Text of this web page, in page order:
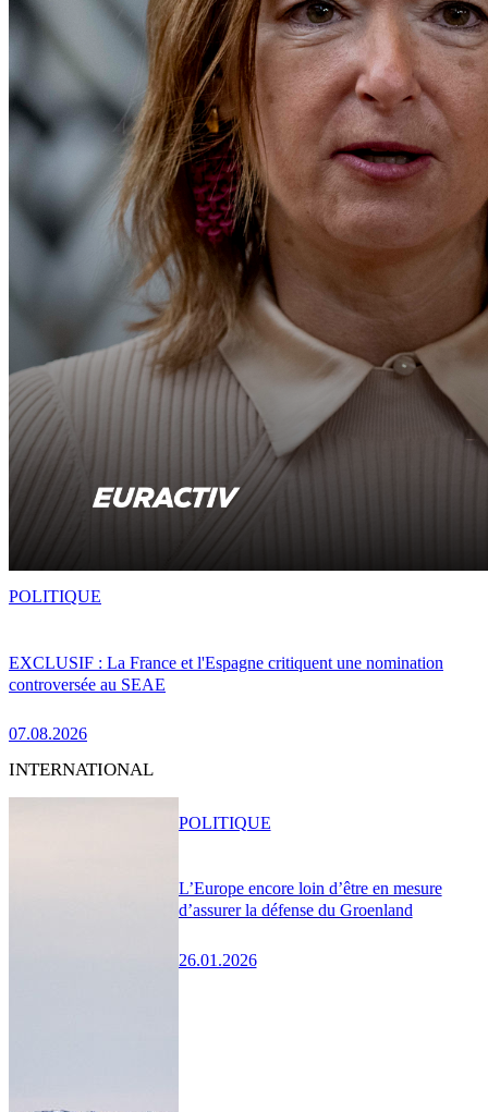
EXCLUSIF : La France et l'Espagne critiquent une nomination
controversée au SEAE
07.08.2026
POLITIQUE
INTERNATIONAL
L’Europe encore loin d’être en mesure
d’assurer la défense du Groenland
26.01.2026
POLITIQUE